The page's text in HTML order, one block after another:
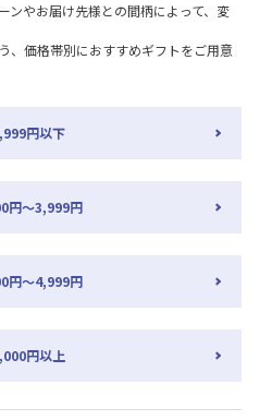
ンやお届け先様との間柄によって、変
、価格帯別におすすめギフトをご用意
円以下
円～3,999円
円～4,999円
円以上